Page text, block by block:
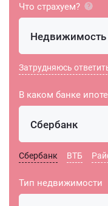
Что страхуем?
Недвижимость
Затрудняюсь
В каком банке
Сбербанк
Сбербанк ВТБ
Тип недвижимости